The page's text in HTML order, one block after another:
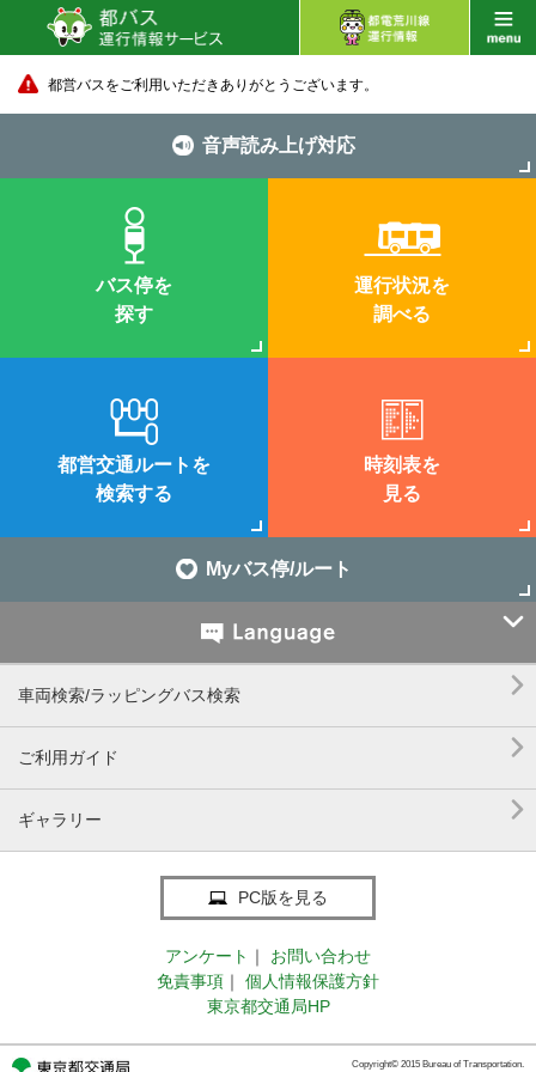
都営バスをご利用いただきありがとうございます。
音声読み上げ対応
バス停を
探す
運行状況を
調べる
都営交通ルートを
検索する
時刻表を
見る
Myバス停/ルート

車両検索/ラッピングバス検索 
ご利用ガイド 
ギャラリー 
PC版を見る
アンケート ｜
お問い合わせ
免責事項 ｜
個人情報保護方針
東京都交通局HP
Copyright© 2015 Bureau of Transportation.